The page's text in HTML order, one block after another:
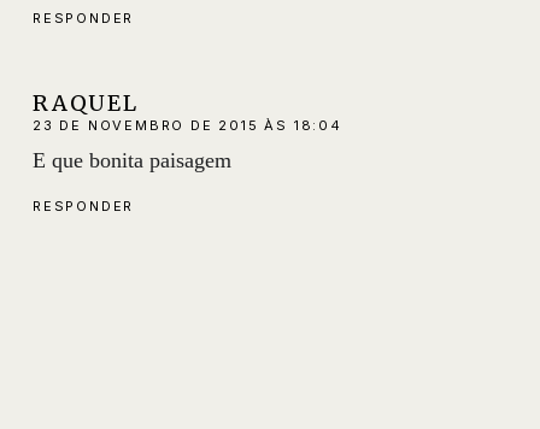
RESPONDER
RAQUEL
23 DE NOVEMBRO DE 2015 ÀS 18:04
E que bonita paisagem
RESPONDER